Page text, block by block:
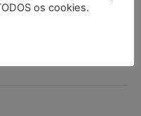
da
os cookies.